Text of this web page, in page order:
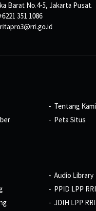
Barat No.4-5, Jakarta Pusat.
351 1086
Tentang Kami
Peta Situs
Audio Library
PPID LPP RRI
JDIH LPP RRI